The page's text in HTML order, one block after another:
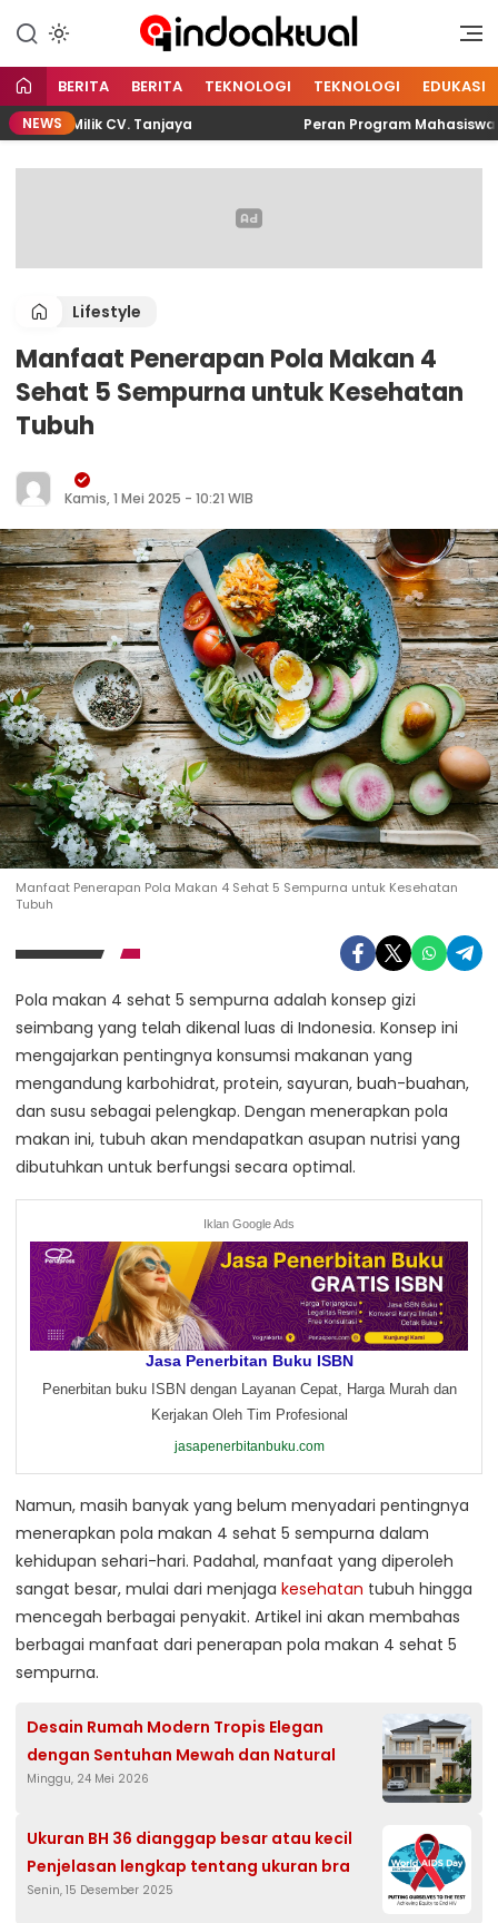
Indoaktual
Indonesia Aktual
BERITA BERITA TEKNOLOGI TEKNOLOGI EDUKASI
NEWS
Milik CV. Tanjaya Peran Program Mahasiswa
Lifestyle
Manfaat Penerapan Pola Makan 4
Sehat 5 Sempurna untuk Kesehatan
Tubuh
Kamis, 1 Mei 2025 - 10:21 WIB
Manfaat Penerapan Pola Makan 4 Sehat 5 Sempurna untuk Kesehatan
Tubuh
Pola makan 4 sehat 5 sempurna adalah konsep gizi
seimbang yang telah dikenal luas di Indonesia. Konsep ini
mengajarkan pentingnya konsumsi makanan yang
mengandung karbohidrat, protein, sayuran, buah-buahan,
dan susu sebagai pelengkap. Dengan menerapkan pola
makan ini, tubuh akan mendapatkan asupan nutrisi yang
dibutuhkan untuk berfungsi secara optimal.
Iklan Google Ads
Jasa Penerbitan Buku ISBN
Penerbitan buku ISBN dengan Layanan Cepat, Harga Murah dan
Kerjakan Oleh Tim Profesional
jasapenerbitanbuku.com
Namun, masih banyak yang belum menyadari pentingnya
menerapkan pola makan 4 sehat 5 sempurna dalam
kehidupan sehari-hari. Padahal, manfaat yang diperoleh
sangat besar, mulai dari menjaga kesehatan tubuh hingga
mencegah berbagai penyakit. Artikel ini akan membahas
berbagai manfaat dari penerapan pola makan 4 sehat 5
sempurna.
Desain Rumah Modern Tropis Elegan
dengan Sentuhan Mewah dan Natural
Minggu, 24 Mei 2026
Ukuran BH 36 dianggap besar atau kecil
Penjelasan lengkap tentang ukuran bra
Senin, 15 Desember 2025